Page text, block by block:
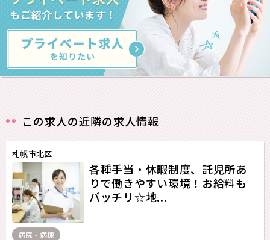
この求人の近隣の求人情報
札幌市北区
各種手当・休暇制度、託児所あ
りで働きやすい環境！お給料も
バッチリ☆地...
病院 - 病棟